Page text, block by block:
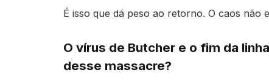
É isso que dá peso ao retorno. O caos não
O vírus de Butcher e o fim da
desse massacre?